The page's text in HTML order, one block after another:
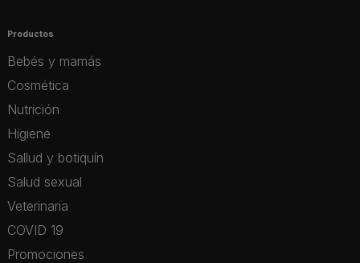
Productos
Bebés y mamás
Cosmética
Nutrición
Higiene
Sallud y botiquín
Salud sexual
Veterinaria
COVID 19
Promociones